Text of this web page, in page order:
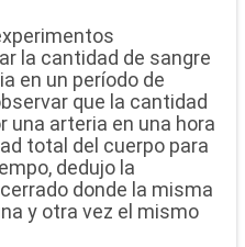
la cantidad de sangre
en un período de
que la cantidad
una arteria en una hora
total del cuerpo para
dedujo la
donde la misma
y otra vez el mismo